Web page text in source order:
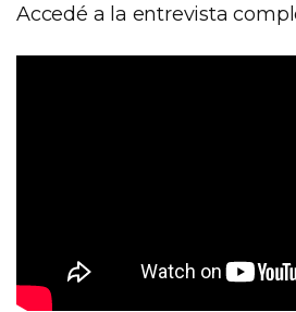
Accedé a la entrevista